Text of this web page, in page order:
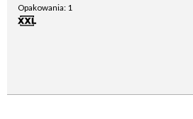
Opakowania: 1